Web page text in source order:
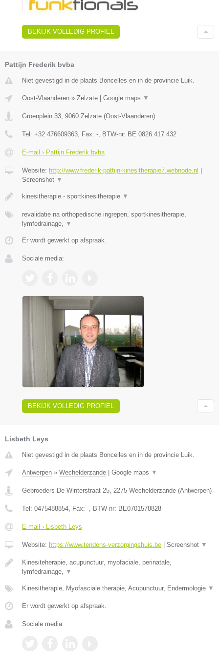
BEKIJK VOLLEDIG PROFIEL
Pattijn Frederik bvba
Niet gevestigd in de plaats Boncelles en in de provincie Luik.
Oost-Vlaanderen » Zelzate Google maps ▼
Groenplein 33, 9060 Zelzate (Oost-Vlaanderen)
Tel: +32 476609363, Fax: -, BTW-nr: BE 0826.417.432
E-mail › Pattijn Frederik bvba
Website: http://www.frederik-pattijn-kinesitherapie7.webnode.nl
Screenshot ▼
kinesitherapie - sportkinesitherapie ▼
revalidatie na orthopedische ingrepen, sportkinesitherapie,
lymfedrainage, ▼
Er wordt gewerkt op afspraak.
Sociale media:
BEKIJK VOLLEDIG PROFIEL
Lisbeth Leys
Niet gevestigd in de plaats Boncelles en in de provincie Luik.
Antwerpen » Wechelderzande | Google maps ▼
Gebroeders De Winterstraat 25 2275 Wechelderzande (Antwerpen)
Tel: 0475488854 , Fax: - , BTW-nr: BE0701578828
E-mail › Lisbeth Leys
Website: https://www.tendens-verzorgingshuis.be | Screenshot ▼
Kinesiteherapie, acupunctuur, myofaciale, perinatale,
lymfedrainage,
▼
Kinesitherapie, Myofasciale therapie, Acupunctuur, Endermologie ▼
Er wordt gewerkt op afspraak.
Sociale media: